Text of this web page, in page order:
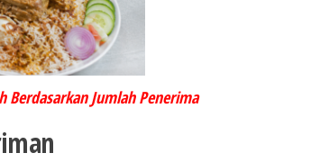
Berdasarkan Jumlah Penerima